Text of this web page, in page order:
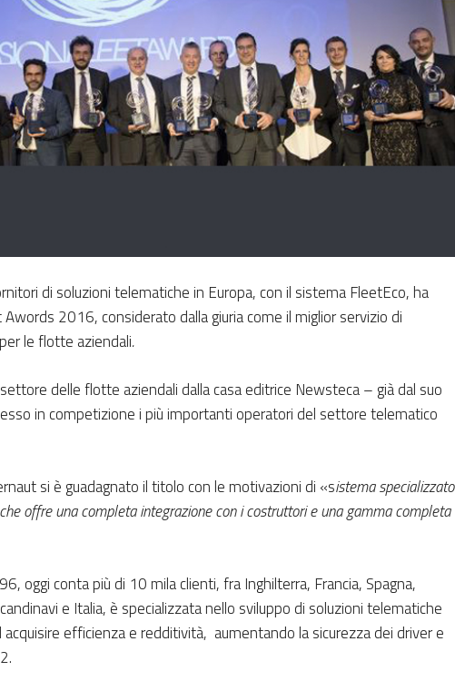
di soluzioni telematiche in Europa, con il sistema FleetEco, ha
2016, considerato dalla giuria come il miglior servizio di
le flotte aziendali.
delle flotte aziendali dalla casa editrice Newsteca – già dal suo
in competizione i più importanti operatori del settore telematico
si è guadagnato il titolo con le motivazioni di «sistema specializzato
offre una completa integrazione con i costruttori e una gamma completa
oggi conta più di 10 mila clienti, fra Inghilterra, Francia, Spagna,
e Italia, è specializzata nello sviluppo di soluzioni telematiche
efficienza e redditività, aumentando la sicurezza dei driver e